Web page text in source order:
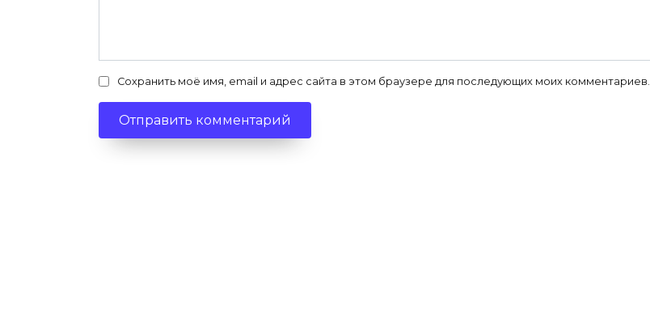
Сохранить моё имя, email и адрес сайта в этом браузере для последующих моих комментариев.